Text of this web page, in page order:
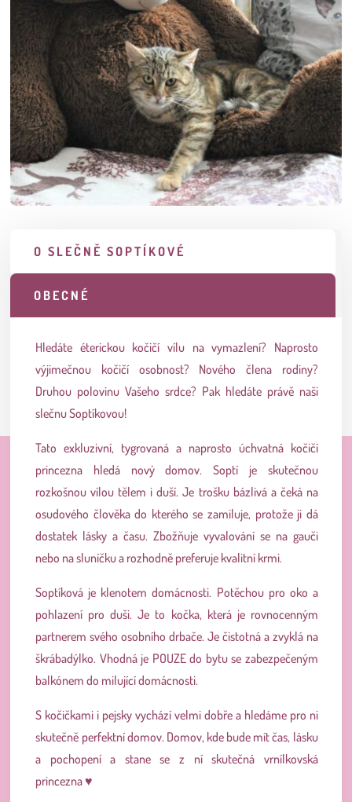
O SLEČNĚ SOPTÍKOVÉ
OBECNÉ
Hledáte éterickou kočičí vílu na vymazlení? Naprosto
výjimečnou kočičí osobnost? Nového člena rodiny?
Druhou polovinu Vašeho srdce? Pak hledáte právě naši
slečnu Soptíkovou!
Tato exkluzivní, tygrovaná a naprosto úchvatná kočičí
princezna hledá nový domov. Soptí je skutečnou
rozkošnou vílou tělem i duší. Je trošku bázlivá a čeká na
osudového člověka do kterého se zamiluje, protože ji dá
dostatek lásky a času. Zbožňuje vyvalování se na gauči
nebo na sluníčku a rozhodně preferuje kvalitní krmi.
Soptíková je klenotem domácnosti. Potěchou pro oko a
pohlazení pro duši. Je to kočka, která je rovnocenným
partnerem svého osobního drbače. Je čistotná a zvyklá na
škrábadýlko. Vhodná je POUZE do bytu se zabezpečeným
balkónem do milující domácnosti.
S kočičkami i pejsky vychází velmi dobře a hledáme pro ni
skutečně perfektní domov. Domov, kde bude mít čas, lásku
a pochopení a stane se z ní skutečná vrnílkovská
princezna ♥